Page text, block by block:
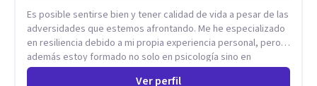
Es posible sentirse bien y tener calidad de vida a pesar de las
adversidades que estemos afrontando. Me he especializado
en resiliencia debido a mi propia experiencia personal, pero
además estoy formado no solo en psicología sino en
coaching y técnicas de alto impacto centradas en: depresión,
Ver perfil